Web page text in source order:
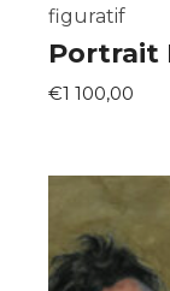
figuratif
Portrait
€1 100,00